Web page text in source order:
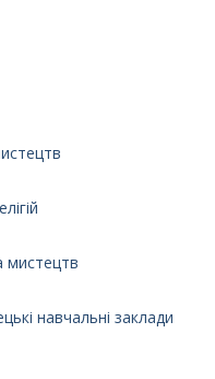
мистецтв
навчальні заклади